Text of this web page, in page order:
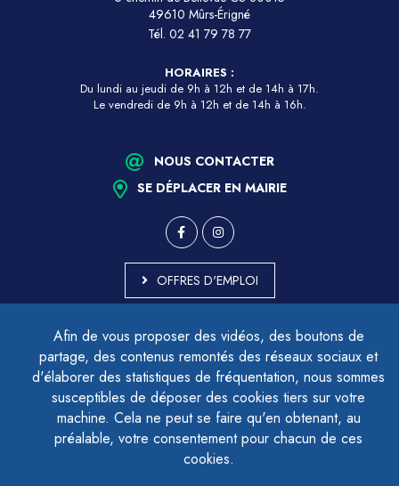
Afin de vous proposer des vidéos, des boutons de
partage, des contenus remontés des réseaux sociaux et
d'élaborer des statistiques de fréquentation, nous sommes
susceptibles de déposer des cookies tiers sur votre
machine. Cela ne peut se faire qu'en obtenant, au
préalable, votre consentement pour chacun de ces
cookies.
49610 Mûrs-Érigné
Tél. 02 41 79 78 77
HORAIRES :
Du lundi au jeudi de 9h à 12h et de 14h à 17h.
Le vendredi de 9h à 12h et de 14h à 16h.
NOUS CONTACTER
SE DÉPLACER EN MAIRIE
OFFRES D'EMPLOI
ACCESSIBILITÉ - PARTIELLEMENT CONFORME
PLAN DU SITE
MENTIONS LÉGALES
CONTACTER LE DÉLÉGUÉ À LA PROTECTION DES DONNÉES
GESTION DES COOKIES